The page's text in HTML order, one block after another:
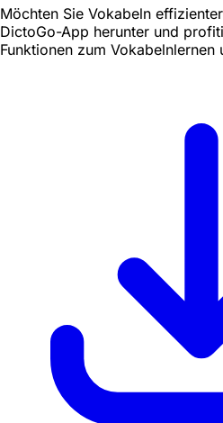
Möchten Sie Vokabeln
DictoGo-App herunter und
Funktionen zum Vokabelnlernen